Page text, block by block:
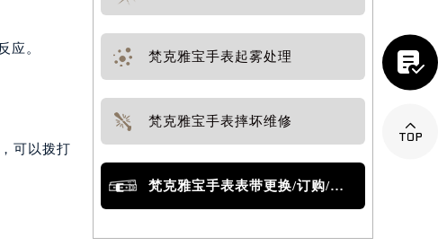
应。
可以拨打
梵克雅宝手表起雾处理
梵克雅宝手表摔坏维修
梵克雅宝手表表带更换/订购/定制

